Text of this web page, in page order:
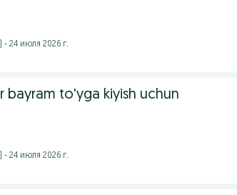
24 июля 2026 г.
bayram to'yga kiyish uchun
24 июля 2026 г.